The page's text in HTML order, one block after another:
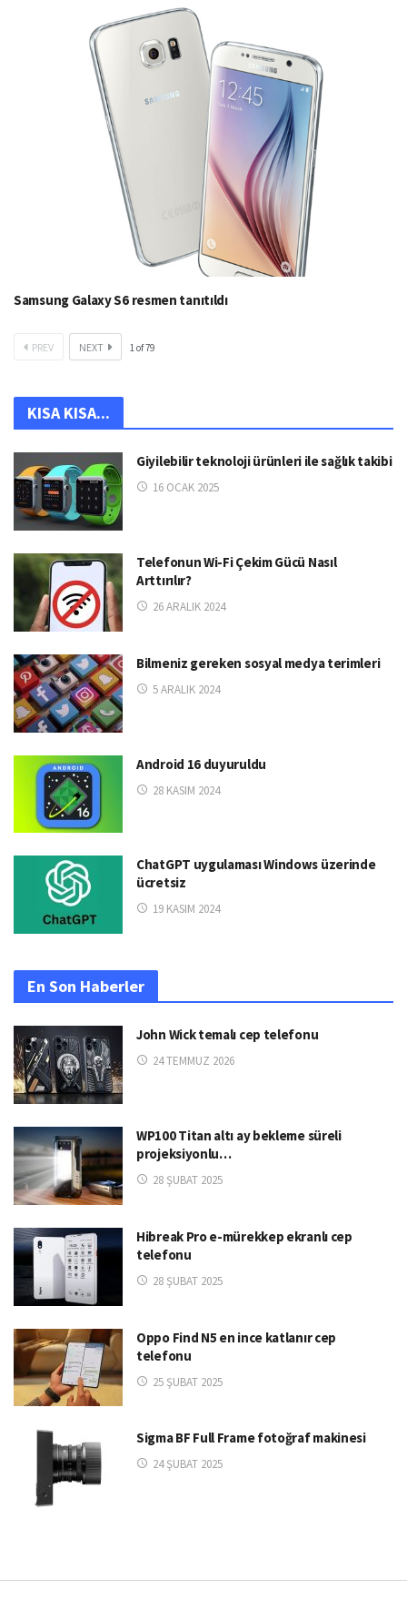
Samsung Galaxy S6 resmen tanıtıldı
PREV NEXT 1of79
KISA KISA...
Giyilebilir teknoloji ürünleri ile sağlık takibi
16 OCAK 2025
Telefonun Wi-Fi Çekim Gücü Nasıl
Arttırılır?
26 ARALIK 2024
Bilmeniz gereken sosyal medya terimleri
5 ARALIK 2024
Android 16 duyuruldu
28 KASIM 2024
ChatGPT uygulaması Windows üzerinde
ücretsiz
19 KASIM 2024
En Son Haberler
John Wick temalı cep telefonu
24 TEMMUZ 2026
WP100 Titan altı ay bekleme süreli
projeksiyonlu…
28 ŞUBAT 2025
Hibreak Pro e-mürekkep ekranlı cep
telefonu
28 ŞUBAT 2025
Oppo Find N5 en ince katlanır cep
telefonu
25 ŞUBAT 2025
Sigma BF Full Frame fotoğraf makinesi
24 ŞUBAT 2025